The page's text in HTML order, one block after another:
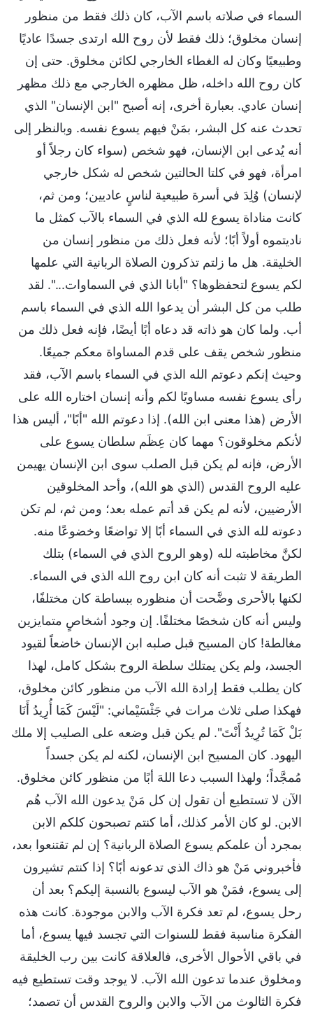
السماء في صلاته باسم الآب، كان ذلك فقط من منظور
إنسان مخلوق؛ ذلك فقط لأن روح الله ارتدى جسدًا عاديًا
وطبيعيًا وكان له الغطاء الخارجي لكائن مخلوق. حتى إن
كان روح الله داخله، ظل مظهره الخارجي مع ذلك مظهر
إنسان عادي. بعبارة أخرى، إنه أصبح "ابن الإنسان" الذي
تحدث عنه كل البشر، بمَنْ فيهم يسوع نفسه. وبالنظر إلى
أنه يُدعى ابن الإنسان، فهو شخص (سواء كان رجلاً أو
امرأة، فهو في كلتا الحالتين شخص له شكل خارجي
لإنسان) وُلِدَ في أسرة طبيعية لناسٍ عاديين؛ ومن ثم،
كانت مناداة يسوع لله الذي في السماء بالآب كمثل ما
ناديتموه أولاً أبًا؛ لأنه فعل ذلك من منظور إنسان من
الخليقة. هل ما زلتم تذكرون الصلاة الربانية التي علمها
لكم يسوع لتحفظوها؟ "أبانا الذي في السماوات...". لقد
طلب من كل البشر أن يدعوا الله الذي في السماء باسم
أب. ولما كان هو ذاته قد دعاه أبًا أيضًا، فإنه فعل ذلك من
منظور شخص يقف على قدم المساواة معكم جميعًا.
وحيث إنكم دعوتم الله الذي في السماء باسم الآب، فقد
رأى يسوع نفسه مساويًا لكم وأنه إنسان اختاره الله على
الأرض (هذا معنى ابن الله). إذا دعوتم الله "أبًا"، أليس هذا
لأنكم مخلوقون؟ مهما كان عِظَم سلطان يسوع على
الأرض، فإنه لم يكن قبل الصلب سوى ابن الإنسان يهيمن
عليه الروح القدس (الذي هو الله)، وأحد المخلوقين
الأرضيين، لأنه لم يكن قد أتم عمله بعد؛ ومن ثم، لم تكن
دعوته لله الذي في السماء أبًا إلا تواضعًا وخضوعًا منه.
لكنَّ مخاطبته لله (وهو الروح الذي في السماء) بتلك
الطريقة لا تثبت أنه كان ابن روح الله الذي في السماء.
لكنها بالأحرى وضَّحت أن منظوره ببساطة كان مختلفًا،
وليس أنه كان شخصًا مختلفًا. إن وجود أشخاصٍ متمايزين
مغالطة! كان المسيح قبل صلبه ابن الإنسان خاضعاً لقيود
الجسد، ولم يكن يمتلك سلطة الروح بشكل كامل، لهذا
كان يطلب فقط إرادة الله الآب من منظور كائن مخلوق،
فهكذا صلى ثلاث مرات في جَثْسَيْماني: "لَيْسَ كَمَا أُرِيدُ أَنَا
بَلْ كَمَا تُرِيدُ أَنْتَ". لم يكن قبل وضعه على الصليب إلا ملك
اليهود. كان المسيح ابن الإنسان، لكنه لم يكن جسداً
مُمجَّداً؛ ولهذا السبب دعا اللهَ أبًا من منظور كائن مخلوق.
الآن لا تستطيع أن تقول إن كل مَنْ يدعون الله الآب هُم
الابن. لو كان الأمر كذلك، أما كنتم تصبحون كلكم الابن
بمجرد أن علمكم يسوع الصلاة الربانية؟ إن لم تقتنعوا بعد،
فأخبروني مَنْ هو ذاك الذي تدعونه أبًا؟ إذا كنتم تشيرون
إلى يسوع، فمَنْ هو الآب ليسوع بالنسبة إليكم؟ بعد أن
رحل يسوع، لم تعد فكرة الآب والابن موجودة. كانت هذه
الفكرة مناسبة فقط للسنوات التي تجسد فيها يسوع، أما
في باقي الأحوال الأخرى، فالعلاقة كانت بين رب الخليقة
ومخلوق عندما تدعون الله الآب. لا يوجد وقت تستطيع فيه
فكرة الثالوث من الآب والابن والروح القدس أن تصمد؛